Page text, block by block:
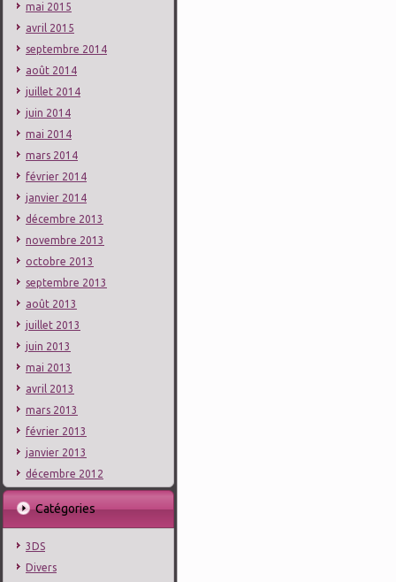
mai 2015
avril 2015
septembre 2014
août 2014
juillet 2014
juin 2014
mai 2014
mars 2014
février 2014
janvier 2014
décembre 2013
novembre 2013
octobre 2013
septembre 2013
août 2013
juillet 2013
juin 2013
mai 2013
avril 2013
mars 2013
février 2013
janvier 2013
décembre 2012
Catégories
3DS
Divers